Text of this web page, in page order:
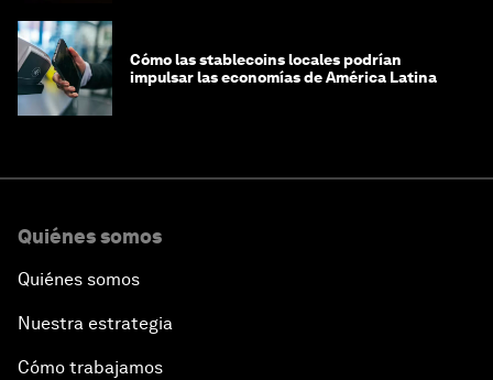
Cómo las stablecoins locales podrían
impulsar las economías de América Latina
Quiénes somos
Quiénes somos
Nuestra estrategia
Cómo trabajamos